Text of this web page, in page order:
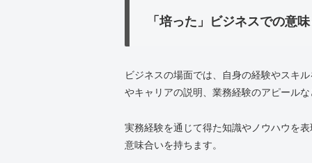
「培った」ビジネスでの意
ビジネスの場面では、自身の経験やスキ
やキャリアの説明、業務経験のアピールな
実務経験を通じて得た知識やノウハウを
意味合いを持ちます。